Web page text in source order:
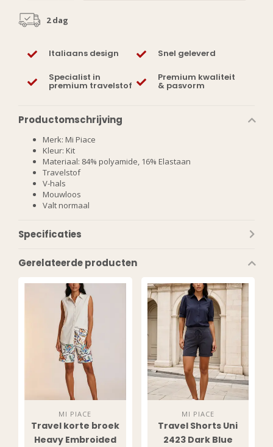
2 dag
Italiaans design Snel geleverd
Specialist in
premium travelstof
Premium kwaliteit
& pasvorm
Productomschrijving
Merk: Mi Piace
Kleur: Kit
Materiaal: 84% polyamide, 16% Elastaan
Travelstof
V-hals
Mouwloos
Valt normaal
Specificaties
Gerelateerde producten
MI PIACE
Travel korte broek
Heavy Embroided
MI PIACE
Travel Shorts Uni
2423 Dark Blue